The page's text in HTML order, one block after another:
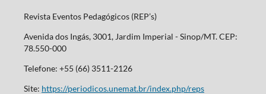
Revista Eventos Pedagógicos (REP’s)
Avenida dos Ingás, 3001, Jardim Imperial - Sinop/MT. CEP:
78.550-000
Telefone: +55 (66) 3511-2126
Site: https://periodicos.unemat.br/index.php/reps